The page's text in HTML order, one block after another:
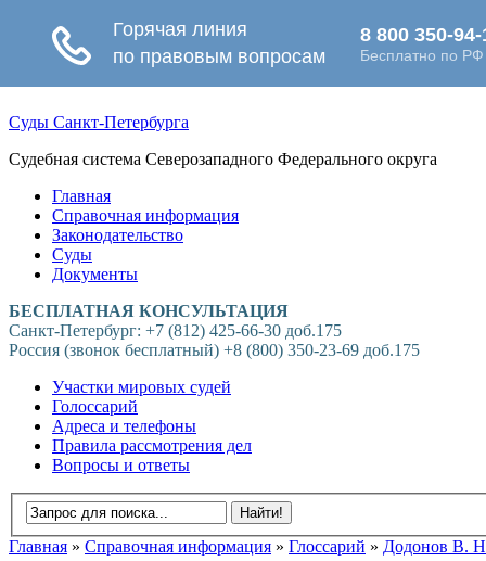
Суды Санкт-Петербурга
Судебная система Северозападного Федерального округа
Главная
Справочная информация
Законодательство
Суды
Документы
БЕСПЛАТНАЯ КОНСУЛЬТАЦИЯ
Санкт-Петербург: +7 (812) 425-66-30 доб.175
Россия (звонок бесплатный) +8 (800) 350-23-69 доб.175
Участки мировых судей
Голоссарий
Адреса и телефоны
Правила рассмотрения дел
Вопросы и ответы
Главная » Справочная информация » Глоссарий » Додонов В.